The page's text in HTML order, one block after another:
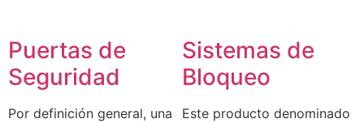
Puertas de
Seguridad
Por definición general, una
Sistemas de
Bloqueo
Este producto denominado